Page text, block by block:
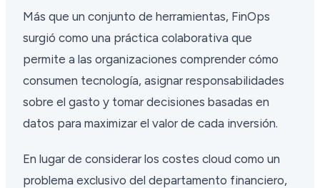
Más que un conjunto de herramientas, FinOps
surgió como una práctica colaborativa que
permite a las organizaciones comprender cómo
consumen tecnología, asignar responsabilidades
sobre el gasto y tomar decisiones basadas en
datos para maximizar el valor de cada inversión.
En lugar de considerar los costes cloud como un
problema exclusivo del departamento financiero,